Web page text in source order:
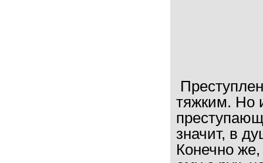
тяжким. Но
значит, в
Конечно